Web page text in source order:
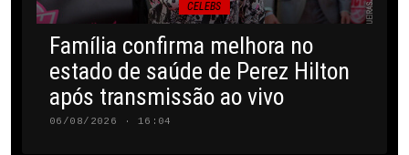
CELEBS
Família confirma melhora no
estado de saúde de Perez Hilton
após transmissão ao vivo
06/08/2026 · 16:04